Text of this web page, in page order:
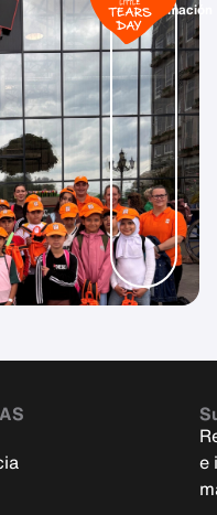
información
e